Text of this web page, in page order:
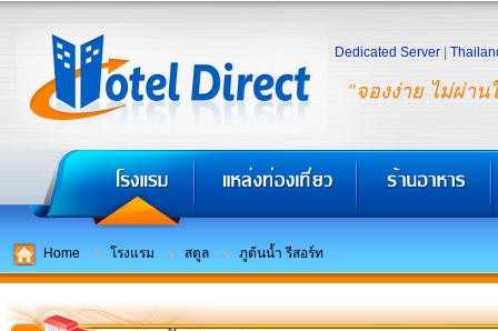
"จองง่าย ไม่ผ่าน
Dedicated Server
Home โรงแรม สตูล ภูต้นน้ำ รีสอร์ท